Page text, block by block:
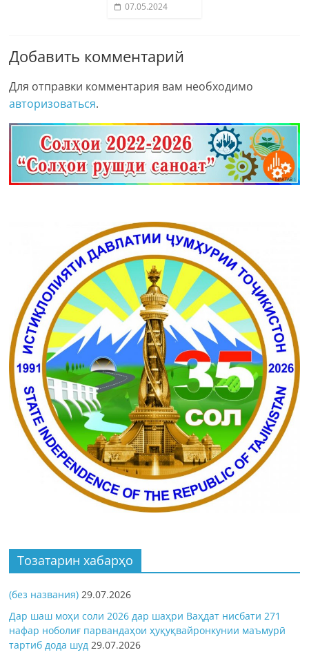
07.05.2024
Добавить комментарий
Для отправки комментария вам необходимо
авторизоваться.
Тозатарин хабарҳо
(без названия) 29.07.2026
Дар шаш моҳи соли 2026 дар шаҳри Ваҳдат нисбати 271
нафар ноболиғ парвандаҳои ҳуқуқвайронкунии маъмурӣ
тартиб дода шуд 29.07.2026